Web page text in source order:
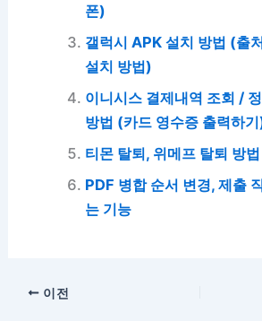
폰)
갤럭시 APK 설치 방법 (출
설치 방법)
이니시스 결제내역 조회 /
방법 (카드 영수증 출력하
티몬 탈퇴, 위메프 탈퇴 방
PDF 병합 순서 변경, 제출
는 기능
이전